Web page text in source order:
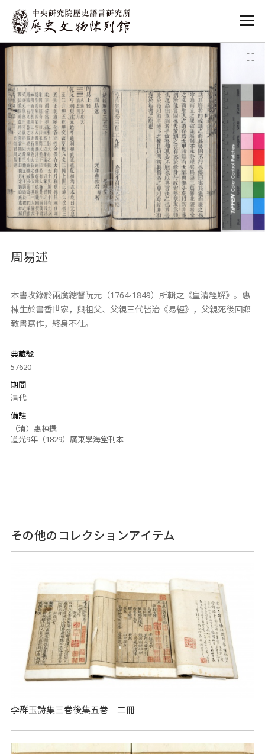
:::
周易述
本書收錄於兩廣總督阮元（1764-1849）所輯之《皇清經解》。惠
棟生於書香世家，與祖父、父親三代皆治《易經》，父親死後回鄉
教書寫作，終身不仕。
典藏號
57620
期間
清代
備註
（清）惠棟撰
道光9年（1829）廣東學海堂刊本
その他のコレクションアイテム
李群玉詩集三巻後集五巻 二冊